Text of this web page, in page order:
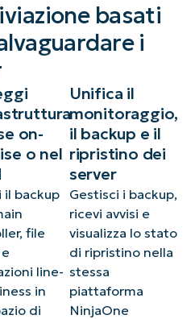
basati
i
on-
o nel
il backup
file
line-
in
di
Unifica il
monitoraggio,
il backup e il
ripristino dei
server
Gestisci i backup,
ricevi avvisi e
visualizza lo stato
di ripristino nella
stessa
piattaforma
NinjaOne